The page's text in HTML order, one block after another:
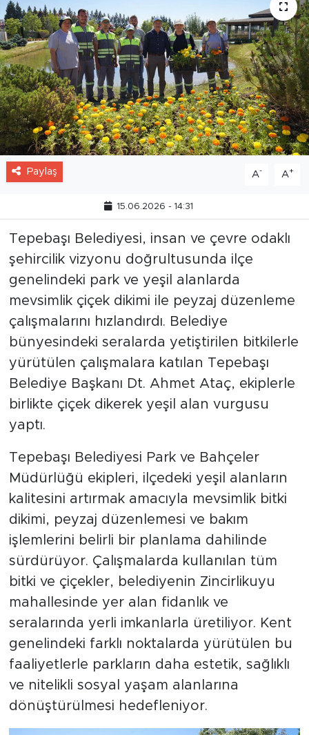
Paylaş A- A+
15.06.2026 - 14:31
Tepebaşı Belediyesi, insan ve çevre odaklı
şehircilik vizyonu doğrultusunda ilçe
genelindeki park ve yeşil alanlarda
mevsimlik çiçek dikimi ile peyzaj düzenleme
çalışmalarını hızlandırdı. Belediye
bünyesindeki seralarda yetiştirilen bitkilerle
yürütülen çalışmalara katılan Tepebaşı
Belediye Başkanı Dt. Ahmet Ataç, ekiplerle
birlikte çiçek dikerek yeşil alan vurgusu
yaptı.
Tepebaşı Belediyesi Park ve Bahçeler
Müdürlüğü ekipleri, ilçedeki yeşil alanların
kalitesini artırmak amacıyla mevsimlik bitki
dikimi, peyzaj düzenlemesi ve bakım
işlemlerini belirli bir planlama dahilinde
sürdürüyor. Çalışmalarda kullanılan tüm
bitki ve çiçekler, belediyenin Zincirlikuyu
mahallesinde yer alan fidanlık ve
seralarında yerli imkanlarla üretiliyor. Kent
genelindeki farklı noktalarda yürütülen bu
faaliyetlerle parkların daha estetik, sağlıklı
ve nitelikli sosyal yaşam alanlarına
dönüştürülmesi hedefleniyor.